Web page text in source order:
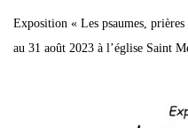
Exposition « Les psaumes,
au 31 août 2023 à l’église Saint